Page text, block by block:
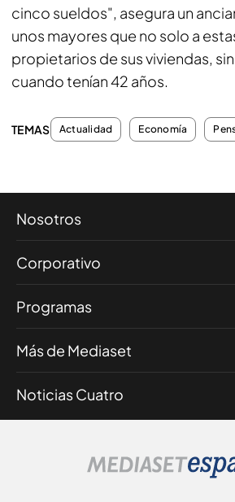
cinco sueldos", asegura un
unos mayores que no solo a
propietarios de sus viviendas,
cuando tenían 42 años.
TEMAS Actualidad Economía
Nosotros
Corporativo
Programas
Más de Mediaset
Noticias Cuatro